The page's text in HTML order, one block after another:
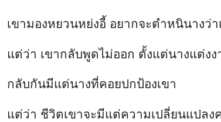
กลับกันมีแต่นางที่คอยปกป้องเขา
แต่ว่า ชีวิตเขาจะมีแต่ความเปลี่ยนแปลง